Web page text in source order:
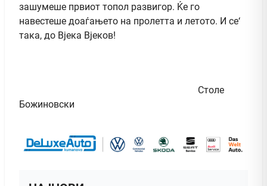
зашумеше првиот топол развигор. Ќе го
навестеше доаѓањето на пролетта и летото. И се‘
така, до Вјека Вјеков!
Столе
Божиновски